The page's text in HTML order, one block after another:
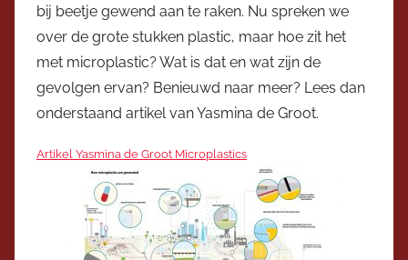
i
c
e
v
o
r
i
t
t
bij beetje gewend aan te raken. Nu spreken we
over de grote stukken plastic, maar hoe zit het
met microplastic? Wat is dat en wat zijn de
gevolgen ervan? Benieuwd naar meer? Lees dan
onderstaand artikel van Yasmina de Groot.
Artikel Yasmina de Groot Microplastics